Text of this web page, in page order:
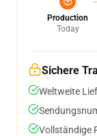
Production
Today
Sichere
Weltweite
Vollständige